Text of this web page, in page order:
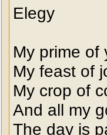
Elegy
My prime of
My feast of
My crop of
And all my
The day is